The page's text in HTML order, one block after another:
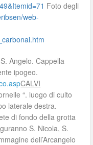
Foto degli
web-
Angelo. Cappella
ipogeo.
CALVI
“. luogo di culto
laterale destra.
di fondo della grotta
S. Nicola, S.
dell’Arcangelo